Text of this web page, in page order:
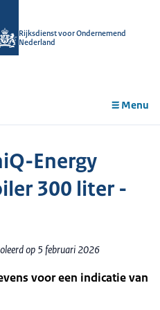
Rijksdienst voor Ondernemend
Nederland
Menu
Energy
300 liter -
op 5 februari 2026
voor een indicatie van